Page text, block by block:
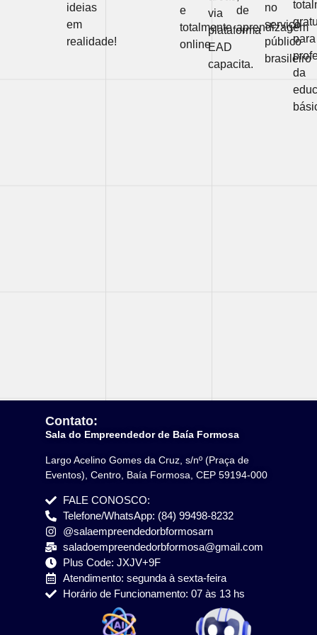
ideias
em
realidade!
e
totalmente
online
via
plataforma
EAD
capacita.
de
aprendizagem
no
serviço
público
brasileiro
para
da
Contato:
Sala do Empreendedor de Baía Formosa
Largo Acelino Gomes da Cruz, s/nº (Praça de
Eventos), Centro, Baía Formosa, CEP 59194-000
FALE CONOSCO:
Telefone/WhatsApp: (84) 99498-8232
@salaempreendedorbformosarn
saladoempreendedorbformosa@gmail.com
Plus Code: JXJV+9F
Atendimento: segunda à sexta-feira
Horário de Funcionamento: 07 às 13 hs